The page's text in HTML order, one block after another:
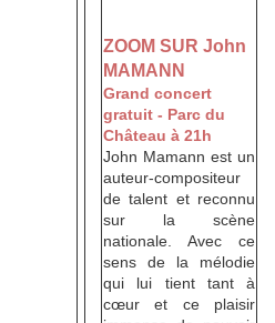
ZOOM SUR John
MAMANN
Grand concert
gratuit - Parc du
Château à 21h
John Mamann est un
auteur-compositeur
de talent et reconnu
sur la scène
nationale. Avec ce
sens de la mélodie
qui lui tient tant à
cœur et ce plaisir